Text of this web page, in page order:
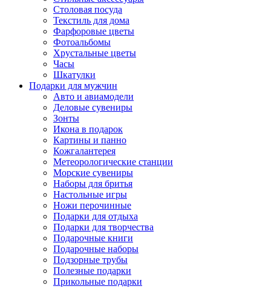
Столовая посуда
Текстиль для дома
Фарфоровые цветы
Фотоальбомы
Хрустальные цветы
Часы
Шкатулки
Подарки для мужчин
Авто и авиамодели
Деловые сувениры
Зонты
Икона в подарок
Картины и панно
Кожгалантерея
Метеорологические станции
Морские сувениры
Наборы для бритья
Настольные игры
Ножи перочинные
Подарки для отдыха
Подарки для творчества
Подарочные книги
Подарочные наборы
Подзорные трубы
Полезные подарки
Прикольные подарки